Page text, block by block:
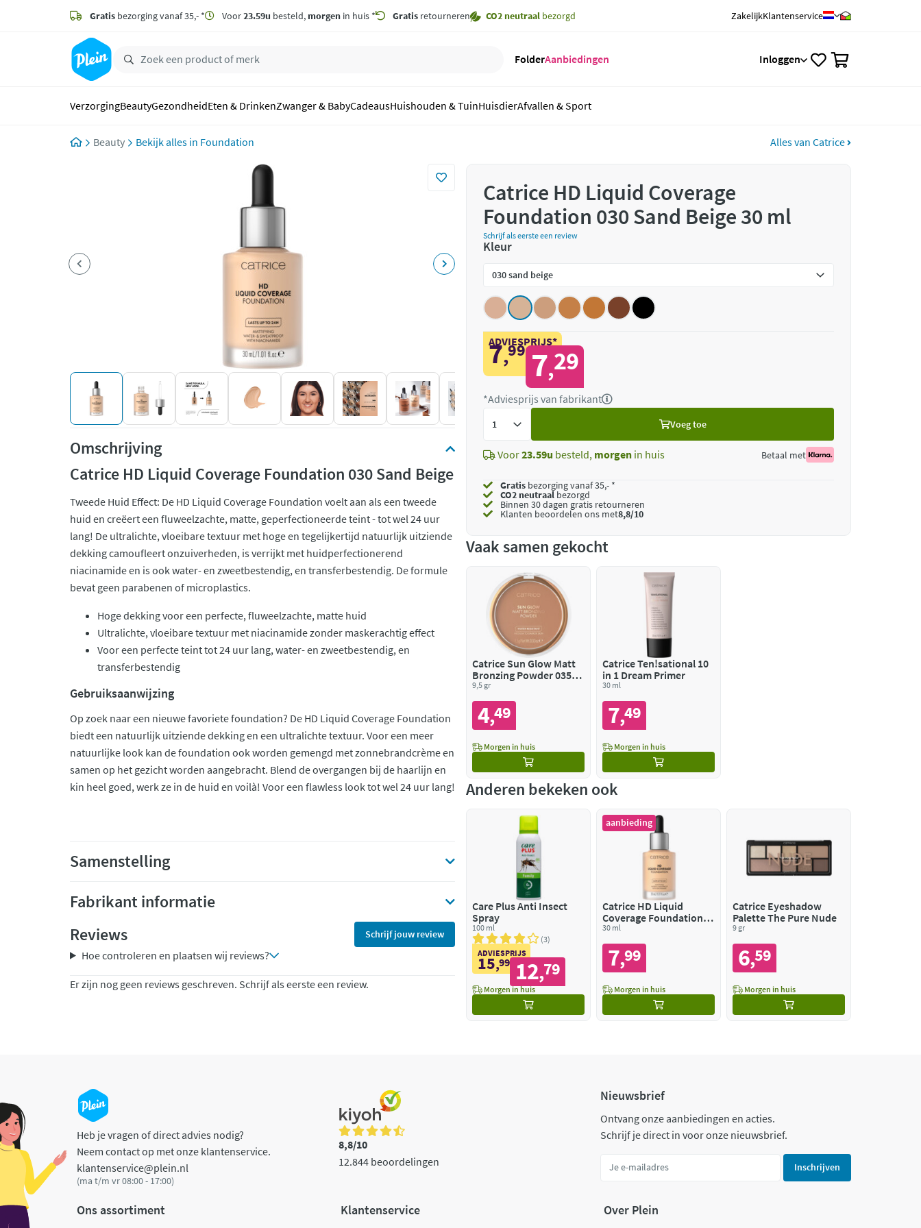
zoeken
hoofdinhoud
Gratis bezorging vanaf 35,- * Voor23.59u besteld, morgen in huis * Gratis retourneren CO2 neutraal bezorgd ZakelijkKlantenservice
FolderAanbiedingen Inloggen
VerzorgingBeautyGezondheidEten & DrinkenZwanger & BabyCadeausHuishouden & TuinHuisdierAfvallen & Sport
Beauty Foundation Alles van Catrice
Omschrijving
Catrice HD Liquid Coverage Foundation 030 Sand Beige
Tweede Huid Effect: De HD Liquid Coverage Foundation voelt aan als een tweede
huid en creëert een fluweelzachte, matte, geperfectioneerde teint - tot wel 24 uur
lang! De ultralichte, vloeibare textuur met hoge en tegelijkertijd natuurlijk uitziende
dekking camoufleert onzuiverheden, is verrijkt met huidperfectionerend
niacinamide en is ook water- en zweetbestendig, en transferbestendig. De formule
bevat geen parabenen of microplastics.
Hoge dekking voor een perfecte, fluweelzachte, matte huid
Ultralichte, vloeibare textuur met niacinamide zonder maskerachtig effect
Voor een perfecte teint tot 24 uur lang, water- en zweetbestendig, en
transferbestendig
Gebruiksaanwijzing
Op zoek naar een nieuwe favoriete foundation? De HD Liquid Coverage Foundation
biedt een natuurlijk uitziende dekking en een ultralichte textuur. Voor een meer
natuurlijke look kan de foundation ook worden gemengd met zonnebrandcrème en
samen op het gezicht worden aangebracht. Blend de overgangen bij de haarlijn en
kin heel goed, werk ze in de huid en voilà! Voor een flawless look tot wel 24 uur lang!
Samenstelling
Fabrikant informatie
Reviews
Schrijf jouw review
Hoe controleren en plaatsen wij reviews?
Er zijn nog geen reviews geschreven. Schrijf als eerste een review.
Catrice HD Liquid Coverage
Foundation 030 Sand Beige 30 ml
Schrijf als eerste een review
Kleur
ADVIESPRIJS*
7,99 7,29
*Adviesprijs van fabrikant
Voeg toe
Voor23.59u besteld, morgen in huis Betaal met
Gratis bezorging vanaf 35,- *
CO2 neutraalbezorgd
Binnen 30 dagen gratis retourneren
Klanten beoordelen ons met8,8/10
Vaak samen gekocht
Catrice Sun Glow Matt
Bronzing Powder 035
Universal Bronze
9,5 gr
4,49
Morgen in huis
Catrice Ten!sational 10
in 1 Dream Primer
30 ml
7,49
Morgen in huis
Anderen bekeken ook
Care Plus Anti Insect
Spray
100 ml
3
ADVIESPRIJS
15,99 12,79
Morgen in huis
aanbieding
Catrice HD Liquid
Coverage Foundation
005 Ivory Beige
30 ml
7,99
Morgen in huis
Catrice Eyeshadow
Palette The Pure Nude
9 gr
6,59
Morgen in huis
Heb je vragen of direct advies nodig?
Neem contact op met onze klantenservice.
klantenservice@plein.nl
(ma t/m vr 08:00 - 17:00)
8,8/10
12.844 beoordelingen
Nieuwsbrief
Ontvang onze aanbiedingen en acties.
Schrijf je direct in voor onze nieuwsbrief.
Inschrijven
Ons assortiment Klantenservice Over Plein